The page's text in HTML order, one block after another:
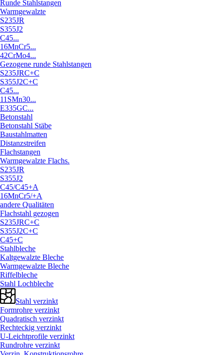
Runde Stahlstangen
Warmgewalzte
S235JR
S355J2
C45...
16MnCr5...
42CrMo4...
Gezogene runde Stahlstangen
S235JRC+C
S355J2C+C
C45...
11SMn30...
E335GC...
Betonstahl
Betonstahl Stäbe
Baustahlmatten
Distanzstreifen
Flachstangen
Warmgewalzte Flachs.
S235JR
S355J2
C45/C45+A
16MnCr5/+A
andere Qualitäten
Flachstahl gezogen
S235JRC+C
S355J2C+C
C45+C
Stahlbleche
Kaltgewalzte Bleche
Warmgewalzte Bleche
Riffelbleche
Stahl Lochbleche
Stahl verzinkt
Formrohre verzinkt
Quadratisch verzinkt
Rechteckig verzinkt
U-Leichtprofile verzinkt
Rundrohre verzinkt